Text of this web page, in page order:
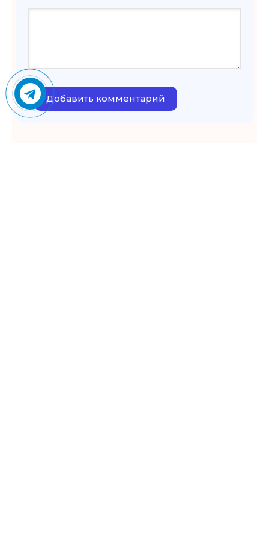
Добавить комментарий